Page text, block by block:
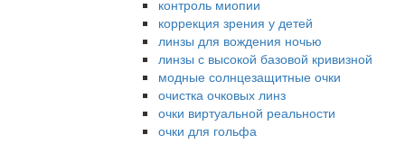
контроль миопии
коррекция зрения у детей
линзы для вождения ночью
линзы с высокой базовой кривизной
модные солнцезащитные очки
очистка очковых линз
очки виртуальной реальности
очки для гольфа